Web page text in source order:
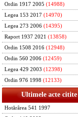
Ordin 1917 2005 (14988)
Legea 153 2017 (14970)
Legea 273 2006 (14395)
Raport 1937 2021 (13858)
Ordin 1508 2016 (12948)
Ordin 560 2006 (12459)
Legea 429 2003 (12398)
Ordin 976 1998 (12133)
Ultimele acte citite
Hotărârea 541 1997